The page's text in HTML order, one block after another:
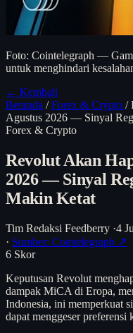
Foto: Cointelegraph —
untuk menghindari
← Kembali
Beranda / Forex & Crypto /
Agustus 2026 — Sinyal
Forex & Crypto
Revolut Akan
2026 — Sinyal
Makin Ketat
Tim Redaksi Feedberry ·4
· Sumber: Cointelegraph ↗
6 Skor
Keputusan Revolut
dampak MiCA di Eropa,
Indonesia, ini memperkuat
dapat menggeser